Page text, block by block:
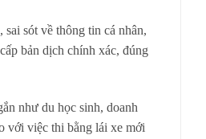
sót về thông tin cá nhân,
bản dịch chính xác, đúng
như du học sinh, doanh
với việc thi bằng lái xe mới